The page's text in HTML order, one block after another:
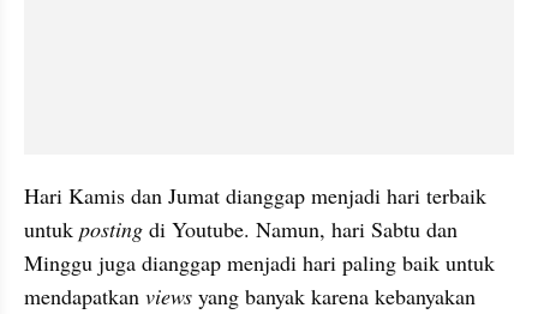
Hari Kamis dan Jumat dianggap menjadi hari terbaik
untuk posting di Youtube. Namun, hari Sabtu dan
Minggu juga dianggap menjadi hari paling baik untuk
mendapatkan views yang banyak karena kebanyakan